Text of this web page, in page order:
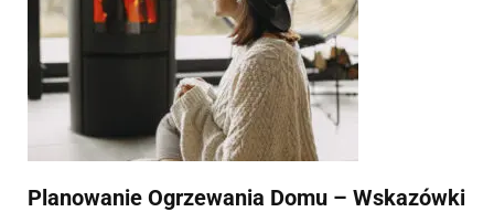
Planowanie Ogrzewania Domu – Wskazówki